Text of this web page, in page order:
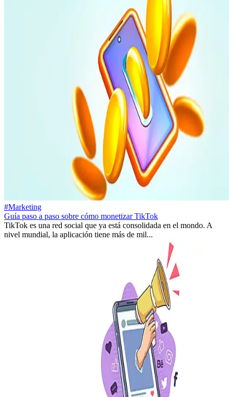
#Marketing
Guía paso a paso sobre cómo monetizar TikTok
TikTok es una red social que ya está consolidada en el mondo. A
nivel mundial, la aplicación tiene más de mil...